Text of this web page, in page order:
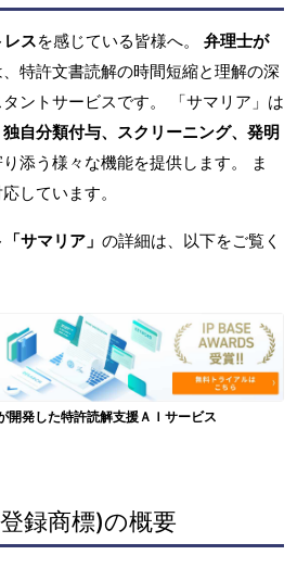
スを感じている皆様へ。 弁理士が
、特許文書読解の時間短縮と理解の深
ントサービスです。 「サマリア」は
自分類付与、スクリーニング、発明
添う様々な機能を提供します。 ま
しています。
サマリア」 の詳細は、以下をご覧く
開発した特許読解支援ＡＩサービス
録商標)の概要